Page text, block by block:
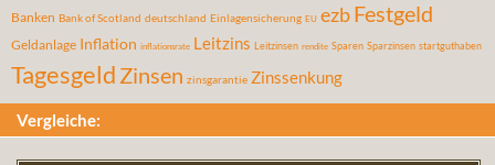
Banken Bank of Scotland deutschland Einlagensicherung EU ezbFestgeld
Geldanlage Inflation inflationsrate Leitzins Leitzinsen rendite Sparen Sparzinsen startguthaben
Tagesgeld Zinsen zinsgarantie Zinssenkung
Vergleiche: